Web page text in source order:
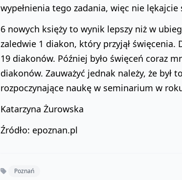
wypełnienia tego zadania, więc nie lękajcie
6 nowych księży to wynik lepszy niż w
zaledwie 1 diakon, który przyjął
19 diakonów. Później było święceń coraz
diakonów. Zauważyć jednak należy, że był
rozpoczynające naukę w seminarium w
Katarzyna Żurowska
Źródło: epoznan.pl
Poznań